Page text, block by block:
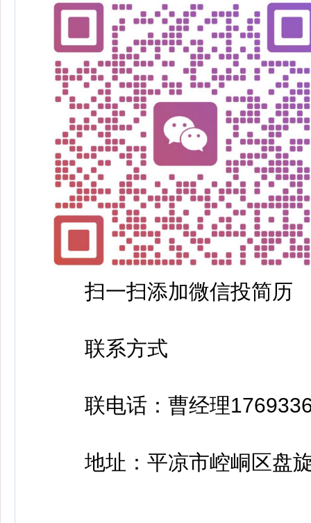
扫一扫添加微信投简历
联系方式
联电话：曹经理
地址：平凉市崆峒区盘旋